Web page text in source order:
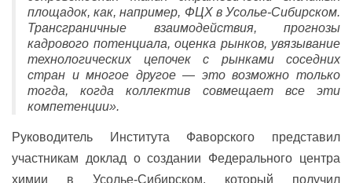
площадок, как, например, ФЦХ в Усолье-Сибирском.
Трансграничные взаимодействия, прогнозы
кадрового потенциала, оценка рынков, увязывание
технологических цепочек с рынками соседних
стран и многое другое — это возможно только
тогда, когда коллектив совмещает все эти
компетенции».
Руководитель Института Фаворского представил
участникам доклад о создании Федерального центра
химии в Усолье-Сибирском, который получил